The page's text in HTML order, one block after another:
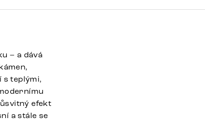
– a dává
s teplými,
efekt
a stále se